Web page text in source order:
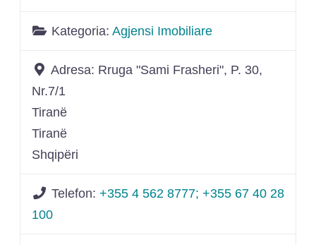
Kategoria: Agjensi Imobiliare
Adresa: Rruga "Sami Frasheri", P. 30,
Nr.7/1
Tiranë
Tiranë
Shqipëri
Telefon: +355 4 562 8777; +355 67 40 28
100